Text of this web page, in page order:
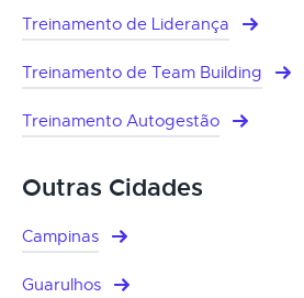
Treinamento de Liderança
Treinamento de Team Building
Treinamento Autogestão
Outras Cidades
Campinas
Guarulhos